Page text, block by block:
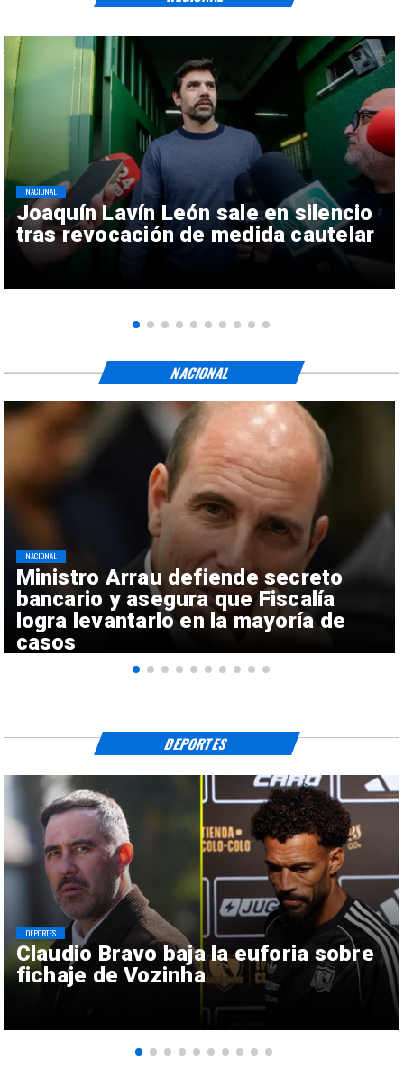
Joaquín Lavín León sale en silencio
tras revocación de medida cautelar
NACIONAL
Ministro Arrau defiende secreto
bancario y asegura que Fiscalía
logra levantarlo en la mayoría de
casos
NACIONAL
NACIONAL
Claudio Bravo baja la euforia sobre
fichaje de Vozinha
DEPORTES
DEPORTES